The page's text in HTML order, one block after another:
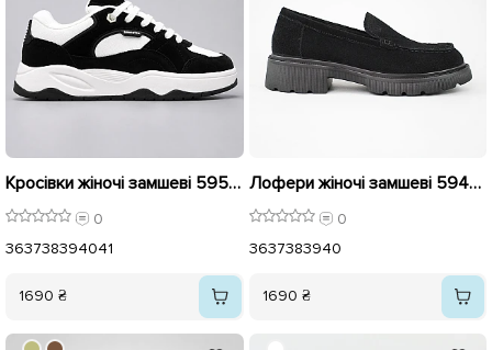
Кросівки жіночі замшеві 595973 Чорні
0
363738394041
1690 ₴
Лофери жіночі замшеві 594300 Чорний
0
3637383940
1690 ₴